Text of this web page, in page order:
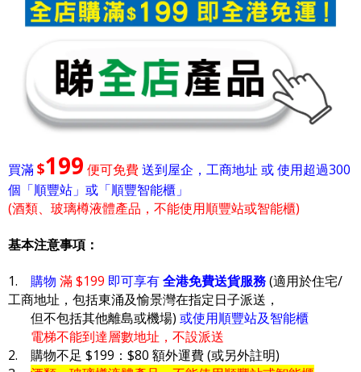
買滿$199 便可免費送到屋企，工商地址 或 使用超過300
個「順豐站」或「順豐智能櫃」
(酒類、玻璃樽液體產品，不能使用順豐站或智能櫃)
基本注意事項：
1. 購物 滿 $199 即可享有全港免費送貨服務(適用於住宅/
工商地址，包括東涌及愉景灣在指定日子派送，
但不包括其他離島或機場) 或使用順豐站及智能櫃
電梯不能到達層數地址，不設派送
2. 購物不足 $199：$80 額外運費 (或另外註明)